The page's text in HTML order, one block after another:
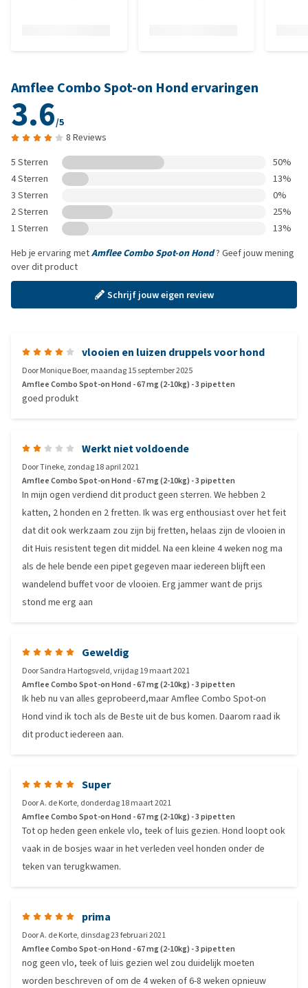
Amflee Combo Spot-on Hond ervaringen
3.6/5
8 Reviews
5 Sterren
50%
4 Sterren
13%
3 Sterren
0%
2 Sterren
25%
1 Sterren
13%
Heb je ervaring metAmflee Combo Spot-on Hond? Geef jouw mening
over dit product
Schrijf jouw eigen review
vlooien en luizen druppels voor hond
DoorMonique Boer, maandag 15 september 2025
Amflee Combo Spot-on Hond - 67 mg (2-10kg) - 3 pipetten
goed produkt
Werkt niet voldoende
DoorTineke, zondag 18 april 2021
Amflee Combo Spot-on Hond - 67 mg (2-10kg) - 3 pipetten
In mijn ogen verdiend dit product geen sterren. We hebben 2
katten, 2 honden en 2 fretten. Ik was erg enthousiast over het feit
dat dit ook werkzaam zou zijn bij fretten, helaas zijn de vlooien in
dit Huis resistent tegen dit middel. Na een kleine 4 weken nog ma
als de hele bende een pipet gegeven maar iedereen blijft een
wandelend buffet voor de vlooien. Erg jammer want de prijs
stond me erg aan
Geweldig
DoorSandra Hartogsveld,vrijdag 19 maart 2021
Amflee Combo Spot-on Hond - 67 mg (2-10kg) - 3 pipetten
Ik heb nu van alles geprobeerd,maar Amflee Combo Spot-on
Hond vind ik toch als de Beste uit de bus komen. Daarom raad ik
dit product iedereen aan.
Super
DoorA. de Korte, donderdag 18 maart 2021
Amflee Combo Spot-on Hond - 67 mg (2-10kg) - 3 pipetten
Tot op heden geen enkele vlo, teek of luis gezien. Hond loopt ook
vaak in de bosjes waar in het verleden veel honden onder de
teken van terugkwamen.
prima
DoorA. de Korte, dinsdag 23 februari 2021
Amflee Combo Spot-on Hond - 67 mg (2-10kg) - 3 pipetten
nog geen vlo, teek of luis gezien wel zou duidelijk moeten
worden beschreven of om de 4 weken of 6-8 weken opnieuw